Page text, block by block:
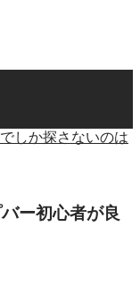
しか探さないのは
ー初心者が良